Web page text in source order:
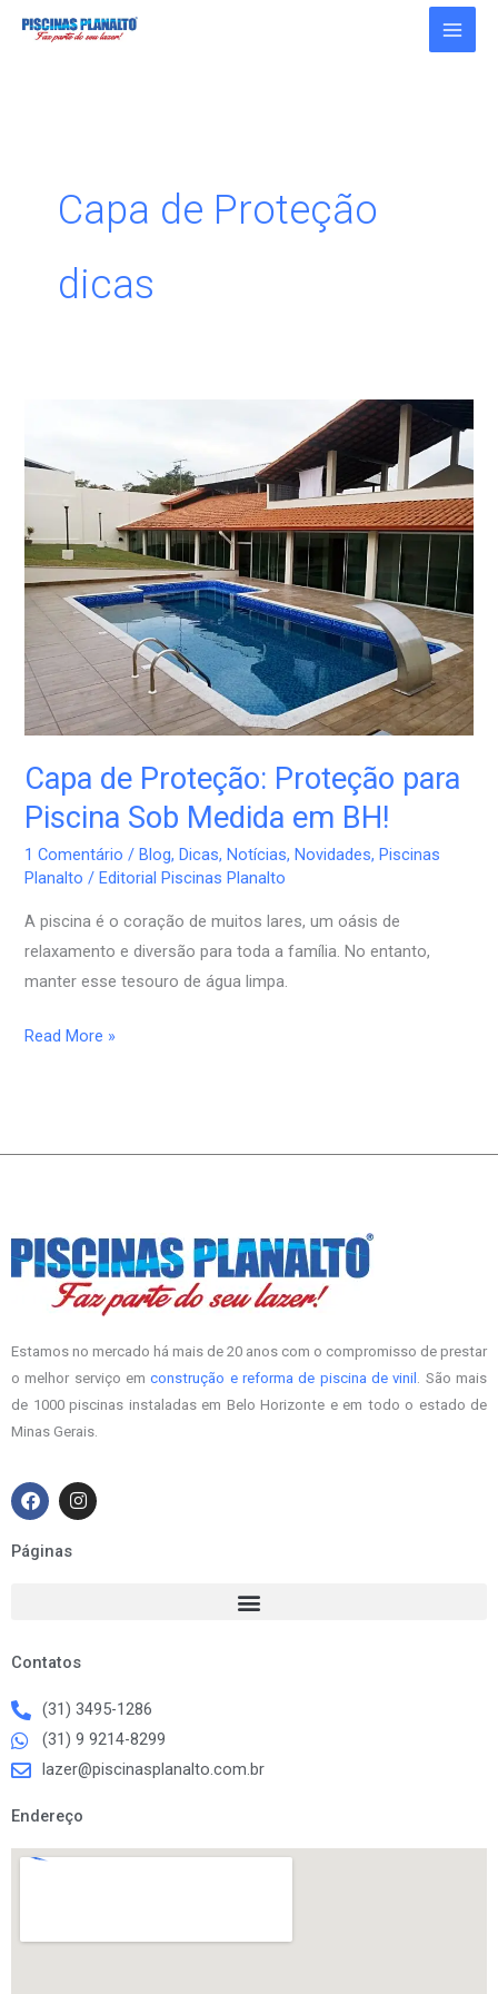
Capa de Proteção
dicas
Capa de Proteção: Proteção para
Piscina Sob Medida em BH!
1 Comentário / Blog, Dicas, Notícias, Novidades, Piscinas
Planalto / Editorial Piscinas Planalto
A piscina é o coração de muitos lares, um oásis de
relaxamento e diversão para toda a família. No entanto,
manter esse tesouro de água limpa.
Proteção:
Proteção
para
Piscina
Sob
Medida
em
BH!
Read More »
Estamos no mercado há mais de 20 anos com o compromisso de prestar
o melhor serviço emconstrução e reforma de piscina de vinil
. São mais
de 1000 piscinas instaladas em Belo Horizonte e em todo o estado de
Minas Gerais.
F
a
c
e
b
I
n
s
Páginas
Contatos
(31) 3495-1286
(31) 9 9214-8299
lazer@piscinasplanalto.com.br
Endereço